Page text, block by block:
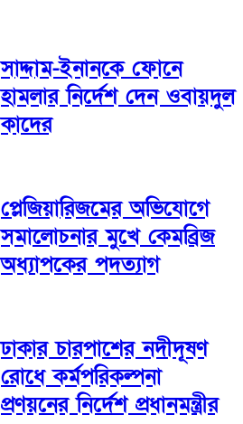
সাদ্দাম-ইনানকে ফোনে
হামলার নির্দেশ দেন ওবায়দুল
কাদের
প্লেজিয়ারিজমের অভিযোগে
সমালোচনার মুখে কেমব্রিজ
অধ্যাপকের পদত্যাগ
ঢাকার চারপাশের নদীদূষণ
রোধে কর্মপরিকল্পনা
প্রণয়নের নির্দেশ প্রধানমন্ত্রীর